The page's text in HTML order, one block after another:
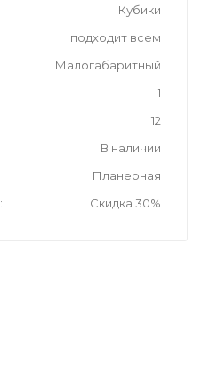
Кубики
подходит всем
Малогабаритный
1
12
В наличии
Планерная
Скидка 30%